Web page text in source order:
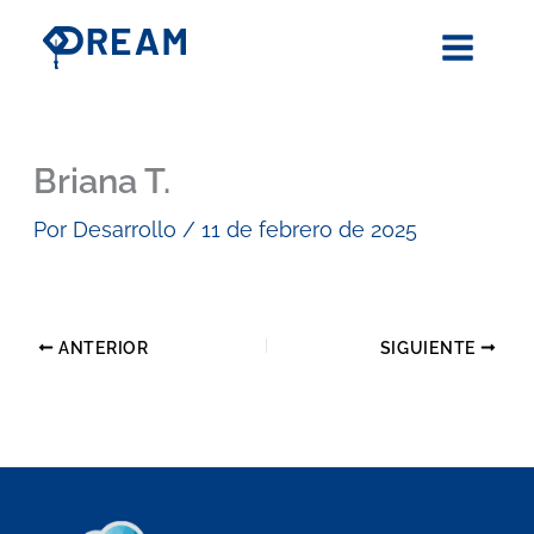
contenido
Briana T.
Por Desarrollo /11 de febrero de 2025
ANTERIOR SIGUIENTE